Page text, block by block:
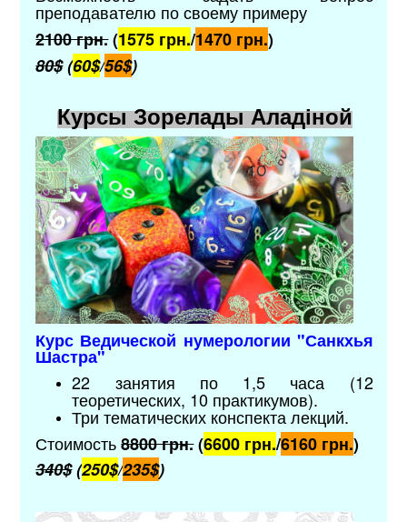
преподавателю по своему примеру
2100 грн.(1575 грн./1470 грн.)
80$(60$/56$)
Курсы Зорелады Аладіной
Курс Ведической нумерологии "Санкхья
Шастра"
22 занятия по 1,5 часа (12
теоретических, 10 практикумов).
Три тематических конспекта лекций.
Стоимость8800 грн.(6600 грн./6160 грн.)
340$(250$/235$)